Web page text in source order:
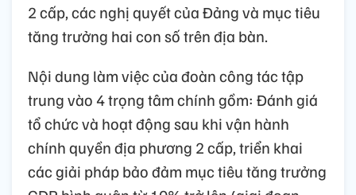
2 cấp, các nghị quyết của Đảng và mục tiêu
tăng trưởng hai con số trên địa bàn.
Nội dung làm việc của đoàn công tác tập
trung vào 4 trọng tâm chính gồm: Đánh giá
tổ chức và hoạt động sau khi vận hành
chính quyền địa phương 2 cấp, triển khai
các giải pháp bảo đảm mục tiêu tăng trưởng